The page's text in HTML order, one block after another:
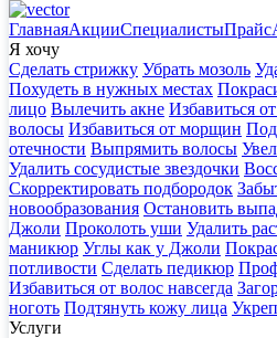
ГлавнаяАкцииСпециалистыПрайс
Я хочу
Сделать стрижку Убрать мозоль
Похудеть в нужных местах
лицо Вылечить акне Избавиться
волосы Избавиться от морщин
отечности Выпрямить волосы
Удалить сосудистые звездочки
Скорректировать подбородок
новообразования Остановить
Джоли Проколоть уши Удалить
маникюр Углы как у Джоли
потливости Сделать педикюр
Избавиться от волос навсегда
ноготь Подтянуть кожу лица
Услуги